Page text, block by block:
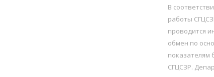
В
работы
проводится
обмен по
СГЦСЗР.